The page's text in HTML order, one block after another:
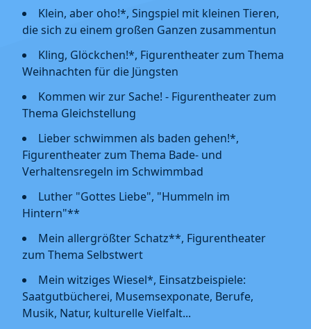
Klein, aber oho!*, Singspiel mit kleinen Tieren,
die sich zu einem großen Ganzen zusammentun
Kling, Glöckchen!*, Figurentheater zum Thema
Weihnachten für die Jüngsten
Kommen wir zur Sache! - Figurentheater zum
Thema Gleichstellung
Lieber schwimmen als baden gehen!*,
Figurentheater zum Thema Bade- und
Verhaltensregeln im Schwimmbad
Luther "Gottes Liebe", "Hummeln im
Hintern"**
Mein allergrößter Schatz**, Figurentheater
zum Thema Selbstwert
Mein witziges Wiesel*, Einsatzbeispiele:
Saatgutbücherei, Musemsexponate, Berufe,
Musik, Natur, kulturelle Vielfalt...